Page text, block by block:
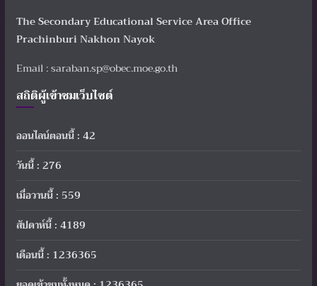
The Secondary Educational Service Area Office
Prachinburi Nakhon Nayok
Email : saraban.sp@obec.moe.go.th
สถิติผู้เข้าชมเว็บไซต์
ออนไลน์ตอนนี้ : 42
วันนี้ : 276
เมื่อวานนี้ : 559
สัปดาห์นี้ : 4189
เดือนนี้ : 1236365